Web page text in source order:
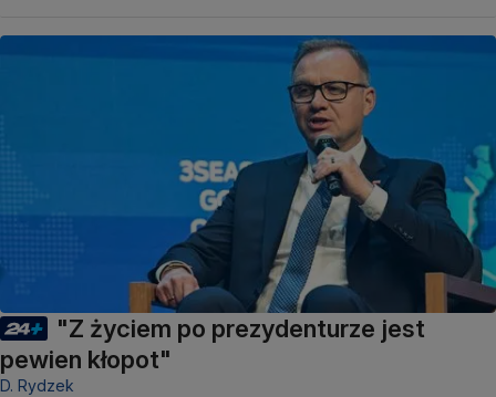
"Z życiem po prezydenturze jest
pewien kłopot"
D. Rydzek